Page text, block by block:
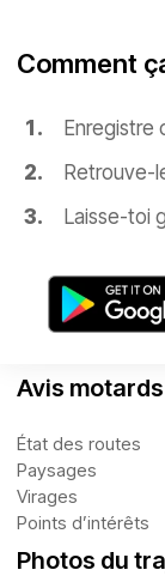
Comment
Enregistre
Retrouve-
Laisse-toi
Avis
État des routes
Paysages
Virages
Points d’intérêts
Photos du